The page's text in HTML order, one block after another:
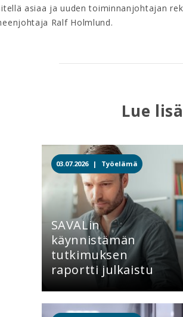
asiaa ja uuden toiminnanjohtajan
Ralf Holmlund.
Lue
03.07.2026 | Työelämä
SAVALin
käynnistämän
tutkimuksen
raportti julkaistu